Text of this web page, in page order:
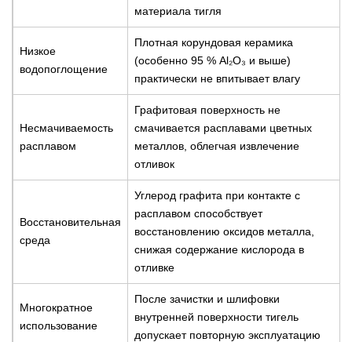
материала тигля
Низкое
водопоглощение
Плотная корундовая керамика
(особенно 95 % Al₂O₃ и выше)
практически не впитывает влагу
Несмачиваемость
расплавом
Графитовая поверхность не
смачивается расплавами цветных
металлов, облегчая извлечение
отливок
Восстановительная
среда
Углерод графита при контакте с
расплавом способствует
восстановлению оксидов металла,
снижая содержание кислорода в
отливке
Многократное
использование
После зачистки и шлифовки
внутренней поверхности тигель
допускает повторную эксплуатацию